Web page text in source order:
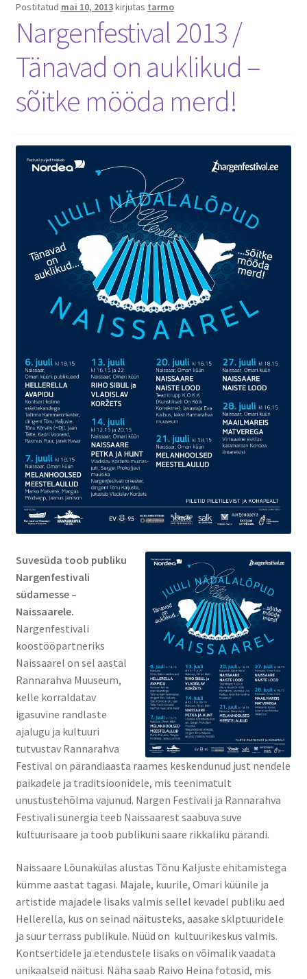
Postitatud mai 10, 2013kirjutas tarmo
Nargenfestival 2013 /
Tänavad on auklikud –
sõitke mööda merd!
Suvesüda toob publiku
Nargenfestivali
südamesse –
Naissaarele.
Nargenfestivali
koostööpartneriks
Naissaarel on sel aastal
Rannarahva Muuseum,
kelle korraldatav
igasuvine randlaste
ajalugu ja kultuuri
tutvustav Rannarahva
Festival on pärandiaasta raames keskendunud just nendele
paikadele ja traditsioonidele, mis teenimatult
unustustehõlma vajunud. Nargen Festivali ja Rannarahva
Festivali sünergia teeb Naissaarest saabuva suve
kultuurisaare ja toob publikuni saare rikkaliku pärandi.
Naissaare Lõunakülas alustas Tõnu Kaljuste ehitamistega
kümme aastat tagasi. Majale, kuurile, Omari küünile ja
artistide majadele lisaks valmis sellel kevadel publiku aed
Hellerella, kus on seinad näitusteks, aasake sklptuuridele
ja suur terrass publikule. Nüüd on kultuurikeskus valmis.
Kontsertidele ja etendustele lisaks on võimalik vaadata
unikaalseid näitusi. Näha saab Raivo Heina fotosid, mis